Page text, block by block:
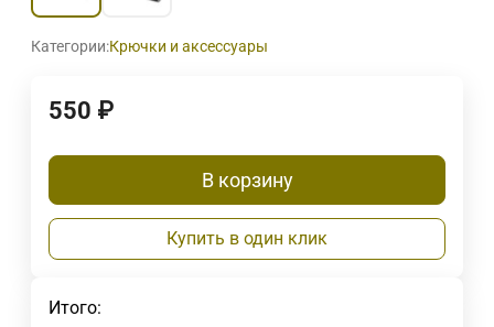
Категории:Крючки и аксессуары
550 ₽
В корзину
Купить в один клик
Итого: